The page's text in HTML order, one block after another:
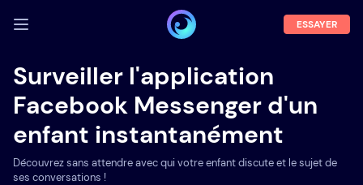
SE CONNECTER
Démo
Fonctions
A propos
ESSAYER
Surveiller l'application
Facebook Messenger d'un
enfant instantanément
Découvrez sans attendre avec qui votre enfant discute et le sujet de
ses conversations !